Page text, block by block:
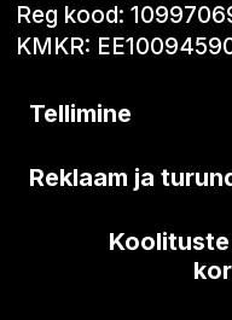
Reg kood:
KMKR:
Tellimine
Reklaam ja